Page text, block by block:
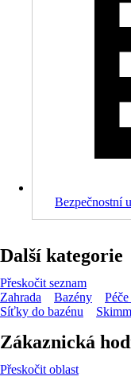
Bezpečnostní
Další kategorie
Přeskočit seznam
Zahrada
Bazény
Síťky do bazénu
Zákaznická
Přeskočit oblast